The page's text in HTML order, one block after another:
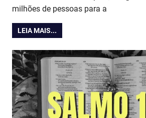
milhões de pessoas para a
LEIA MAIS...